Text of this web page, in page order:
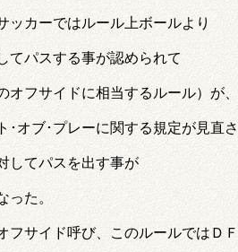
ッカーではルール上ボールより
てパスする事が認められて
オフサイドに相当するルール）が、
･オブ･プレーに関する規定が見直
してパスを出す事が
った。
フサイド呼び、このルールではＤ